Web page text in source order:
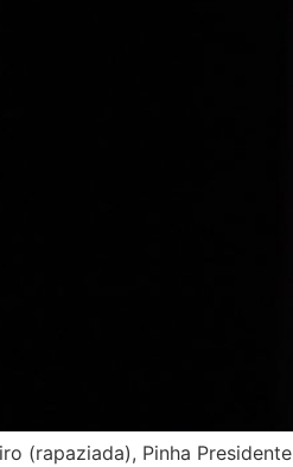
(rapaziada), Pinha Presidente